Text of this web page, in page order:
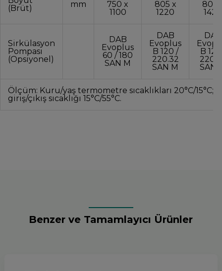
(Brüt)
mm
750 x
1100
805 x
1220
805
1420
Sirkülasyon
Pompası
(Opsiyonel)
DAB
Evoplus
60 / 180
SAN M
DAB
Evoplus
B 120 /
220.32
SAN M
DAB
B
SAN
Ölçüm: Kuru/yaş termometre sıcaklıkları 20°C/15°C;
giriş/çıkış sıcaklığı 15°C/55°C.
Benzer ve Tamamlayıcı Ürünler